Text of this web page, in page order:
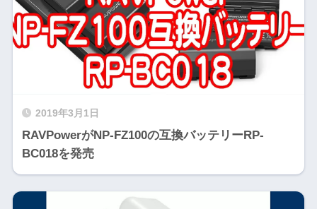
2019年3月1日
RAVPowerがNP-FZ100の互換バッテリーRP-
BC018を発売